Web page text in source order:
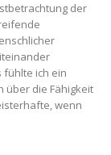
der
fühlte ich ein
über die Fähigkeit
wenn